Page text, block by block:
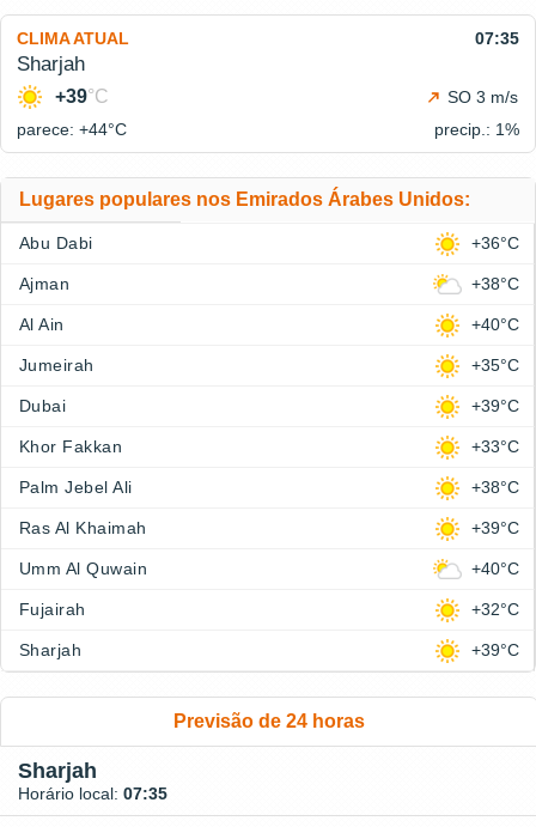
CLIMA ATUAL 07:35
Sharjah
+39°C
SO 3 m/s
parece: +44°C precip.: 1%
Lugares populares nos Emirados Árabes Unidos:
Abu Dabi +36°C
Ajman +38°C
Al Ain +40°C
Jumeirah +35°C
Dubai +39°C
Khor Fakkan +33°C
Palm Jebel Ali +38°C
Ras Al Khaimah +39°C
Umm Al Quwain +40°C
Fujairah +32°C
Sharjah +39°C
Previsão de 24 horas
Sharjah
Horário local: 07:35